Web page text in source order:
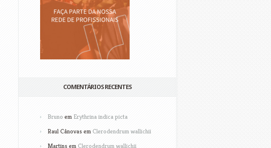
COMENTÁRIOS RECENTES
Bruno em Erythrina indica picta
Raul Cânovas em Clerodendrum wallichii
Martins em Clerodendrum wallichii